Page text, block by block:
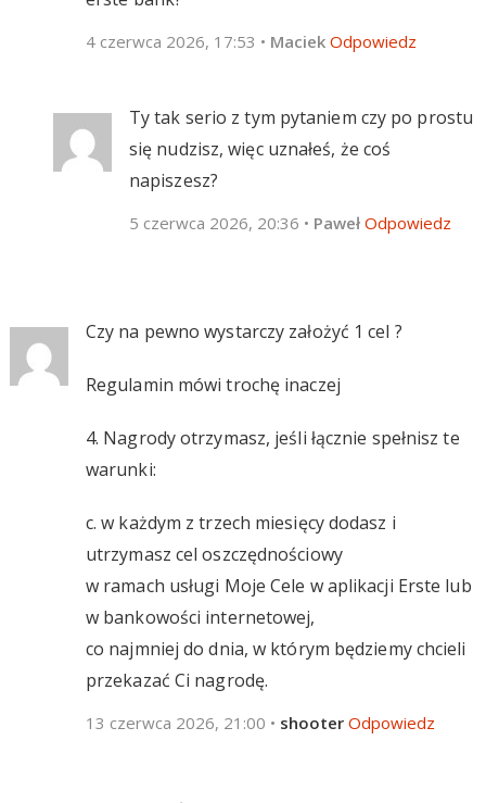
4 czerwca 2026, 17:53 • Maciek Odpowiedz
Ty tak serio z tym pytaniem czy po prostu
się nudzisz, więc uznałeś, że coś
napiszesz?
5 czerwca 2026, 20:36 • Paweł Odpowiedz
Czy na pewno wystarczy założyć 1 cel ?
Regulamin mówi trochę inaczej
4. Nagrody otrzymasz, jeśli łącznie spełnisz te
warunki:
c. w każdym z trzech miesięcy dodasz i
utrzymasz cel oszczędnościowy
w ramach usługi Moje Cele w aplikacji Erste lub
w bankowości internetowej,
co najmniej do dnia, w którym będziemy chcieli
przekazać Ci nagrodę.
13 czerwca 2026, 21:00 • shooter Odpowiedz